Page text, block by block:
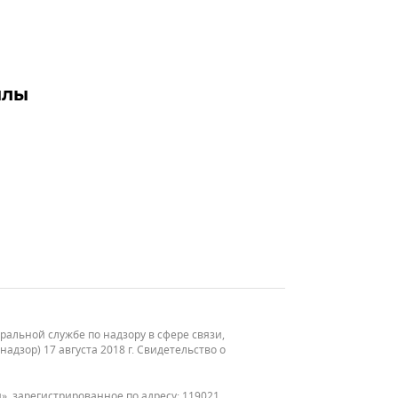
службе по надзору в сфере связи,
17 августа 2018 г. Свидетельство о